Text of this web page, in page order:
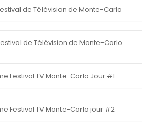
de Télévision de Monte-Carlo
de Télévision de Monte-Carlo
Festival TV Monte-Carlo Jour #1
Festival TV Monte-Carlo jour #2